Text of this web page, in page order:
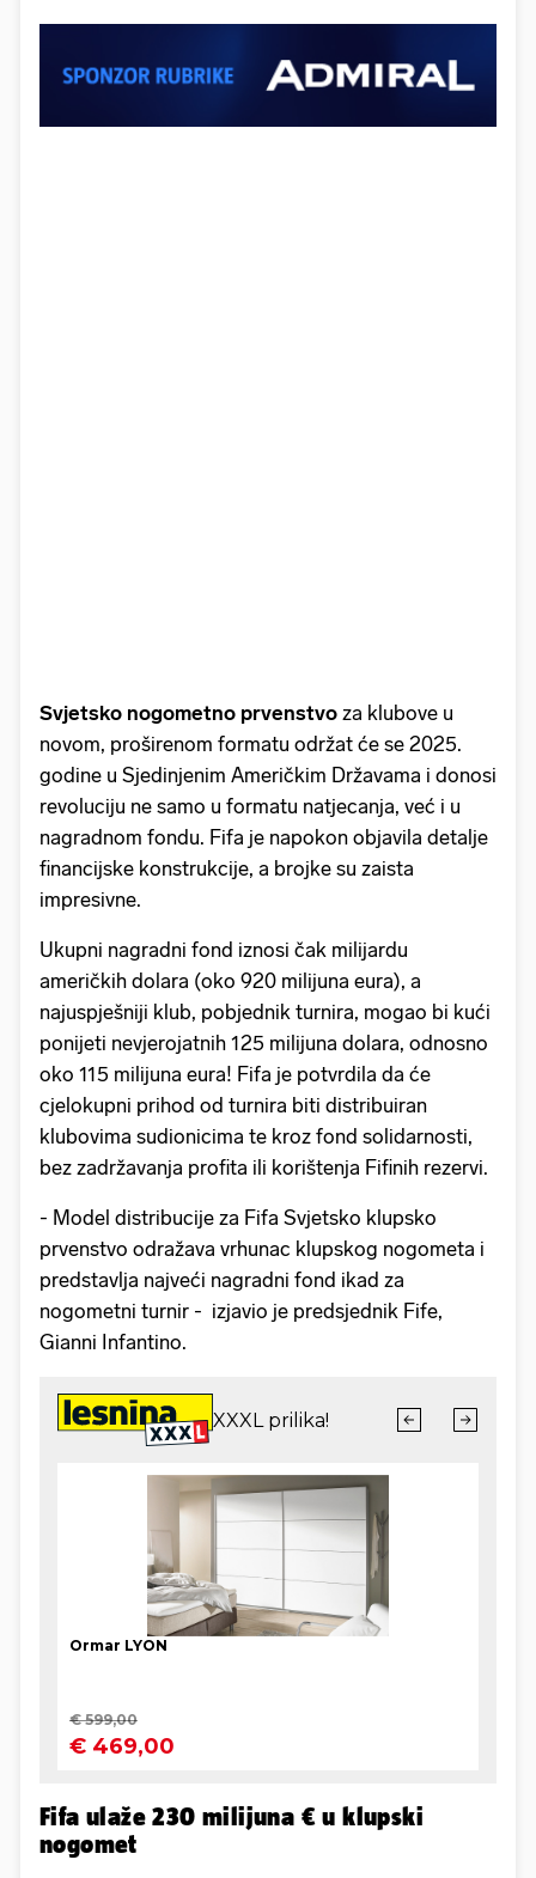
Svjetsko nogometno prvenstvo za klubove u
novom, proširenom formatu održat će se 2025.
godine u Sjedinjenim Američkim Državama i donosi
revoluciju ne samo u formatu natjecanja, već i u
nagradnom fondu. Fifa je napokon objavila detalje
financijske konstrukcije, a brojke su zaista
impresivne.
Ukupni nagradni fond iznosi čak milijardu
američkih dolara (oko 920 milijuna eura), a
najuspješniji klub, pobjednik turnira, mogao bi kući
ponijeti nevjerojatnih 125 milijuna dolara, odnosno
oko 115 milijuna eura! Fifa je potvrdila da će
cjelokupni prihod od turnira biti distribuiran
klubovima sudionicima te kroz fond solidarnosti,
bez zadržavanja profita ili korištenja Fifinih rezervi.
- Model distribucije za Fifa Svjetsko klupsko
prvenstvo odražava vrhunac klupskog nogometa i
predstavlja najveći nagradni fond ikad za
nogometni turnir - izjavio je predsjednik Fife,
Gianni Infantino.
Fifa ulaže 230 milijuna € u klupski
nogomet